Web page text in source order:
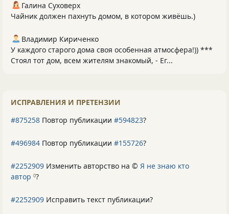
Галина Суховерх
Чайник должен пахнуть домом, в котором живёшь.)
Владимир Кириченко
У каждого старого дома своя особенная атмосфера!)) ***
Стоял тот дом, всем жителям знакомый, - Ег...
ИСПРАВЛЕНИЯ И ПРЕТЕНЗИИ
#875258 Повтор публикации #594823?
#496984 Повтор публикации #155726?
#2252909 Изменить авторство на © Я не знаю кто
автор 0?
#2252909 Исправить текст публикации?